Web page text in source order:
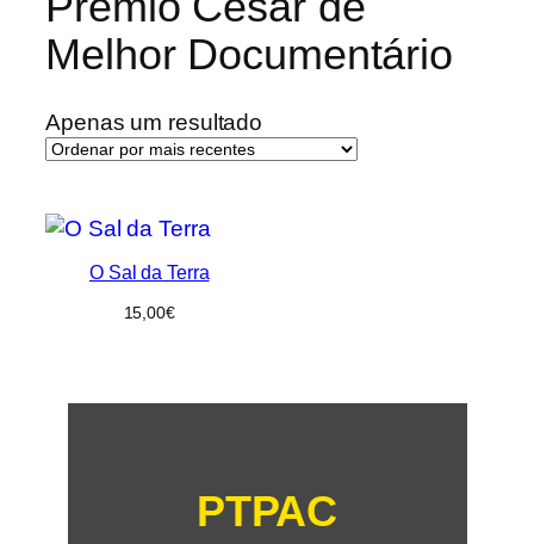
Melhor Documentário
Apenas um resultado
O Sal da Terra
15,00€
PTPAC